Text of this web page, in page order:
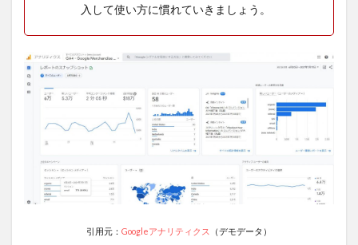
に早
く慣
れる
がで
すめ
の理
由3：
入して使い方に慣れていきましょう。
引用元： Googleアナリティクス （デモデータ）